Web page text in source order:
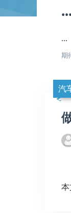
...
...
期
汽
本